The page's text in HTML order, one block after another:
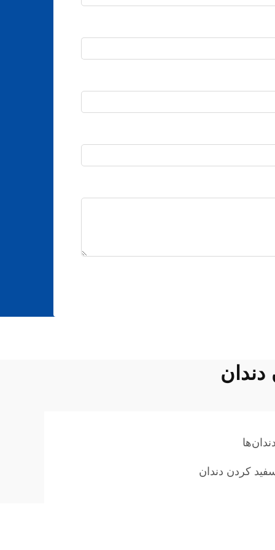
کردن دندان